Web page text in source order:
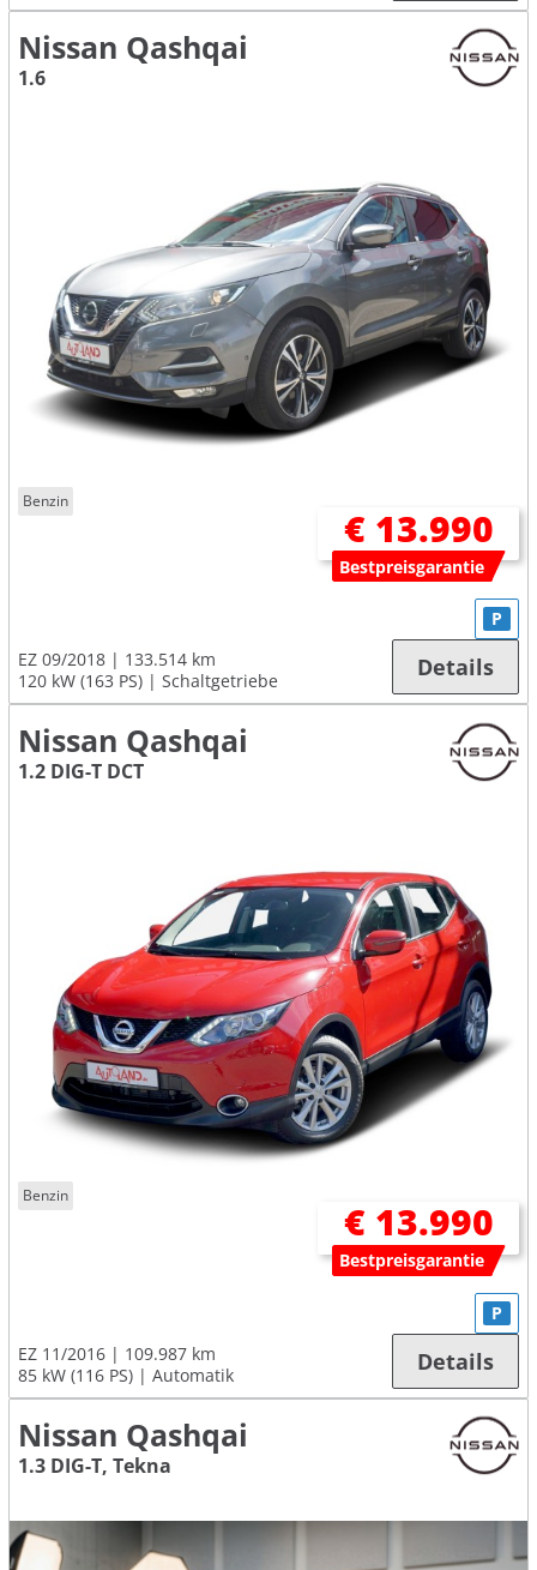
Nissan Qashqai
1.6
Benzin
€ 13.990
Bestpreisgarantie
EZ 09/2018
133.514 km
120 kW (163 PS)
Schaltgetriebe
P
Details
Nissan Qashqai
1.2 DIG-T DCT
Benzin
€ 13.990
Bestpreisgarantie
EZ 11/2016
109.987 km
85 kW (116 PS)
Automatik
P
Details
Nissan Qashqai
1.3 DIG-T, Tekna